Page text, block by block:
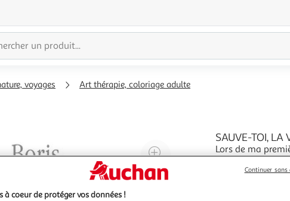
voyages Art thérapie, coloriage adulte
Agrandir
l'illustration
à
Réduire
SAUVE-TOI, LA
Lors de ma
au monde le 26
obligé d'y croire
hommes armés
En savoir +
à coeur de protéger vos données !
Continuer sans